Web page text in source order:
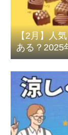
【2月】人
ある？2025